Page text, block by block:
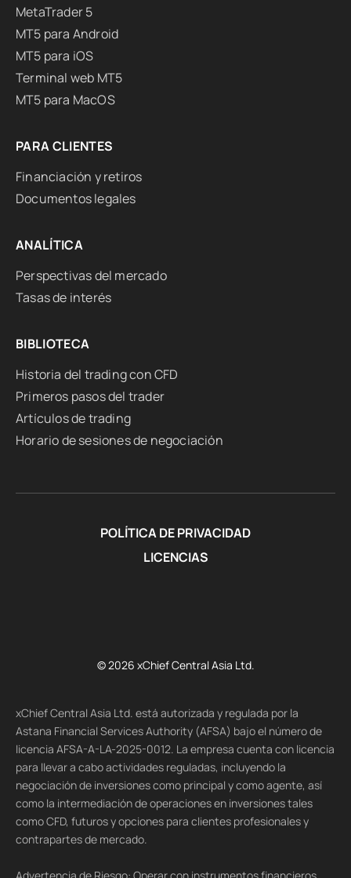
MetaTrader 5
MT5 para Android
MT5 para iOS
Terminal web MT5
MT5 para MacOS
PARA CLIENTES
Financiación y retiros
Documentos legales
ANALÍTICA
Perspectivas del mercado
Tasas de interés
BIBLIOTECA
Historia del trading con CFD
Primeros pasos del trader
Artículos de trading
Horario de sesiones de negociación
POLÍTICA DE PRIVACIDAD
LICENCIAS
© 2026 xChief Central Asia Ltd.
xChief Central Asia Ltd. está autorizada y regulada por la
Astana Financial Services Authority (AFSA) bajo el número de
licencia AFSA-A-LA-2025-0012. La empresa cuenta con licencia
para llevar a cabo actividades reguladas, incluyendo la
negociación de inversiones como principal y como agente, así
como la intermediación de operaciones en inversiones tales
como CFD, futuros y opciones para clientes profesionales y
contrapartes de mercado.